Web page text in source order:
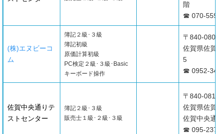
階
☎ 070-
(株)エヌビーコ
ム
簿記２級･３級
簿記初級
原価計算初級
PC検定２級･３級･Basic
キーボード操作
〒840-
佐賀県佐
5
☎ 0952-
佐賀中央通りテ
ストセンター
簿記２級･３級
販売士１級･２級･３級
〒840-
佐賀県佐
佐賀中央
☎ 095-